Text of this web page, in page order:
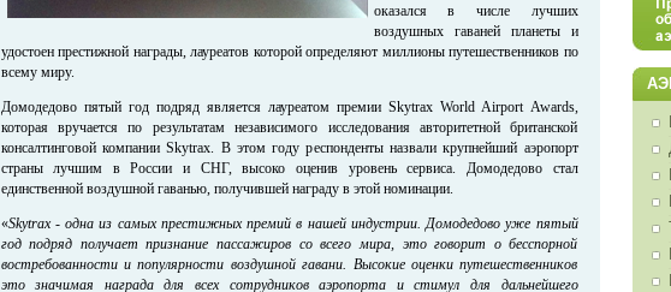
оказался в числе лучших
воздушных гаваней планеты и
удостоен престижной награды, лауреатов которой определяют миллионы путешественников по
всему миру.
Домодедово пятый год подряд является лауреатом премии Skytrax World Airport Awards,
которая вручается по результатам независимого исследования авторитетной британской
консалтинговой компании Skytrax. В этом году респонденты назвали крупнейший аэропорт
страны лучшим в России и СНГ, высоко оценив уровень сервиса. Домодедово стал
единственной воздушной гаванью, получившей награду в этой номинации.
«Skytrax - одна из самых престижных премий в нашей индустрии. Домодедово уже пятый
год подряд получает признание пассажиров со всего мира, это говорит о бесспорной
востребованности и популярности воздушной гавани. Высокие оценки путешественников
это значимая награда для всех сотрудников аэропорта и стимул для дальнейшего